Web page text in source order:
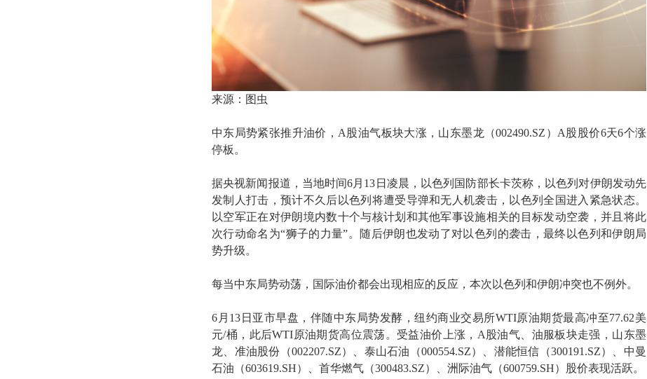
来源：图虫
中东局势紧张推升油价，A股油气板块大涨，山东墨龙（002490.SZ）A股股价6天6个涨
停板。
据央视新闻报道，当地时间6月13日凌晨，以色列国防部长卡茨称，以色列对伊朗发动先
发制人打击，预计不久后以色列将遭受导弹和无人机袭击，以色列全国进入紧急状态。
以空军正在对伊朗境内数十个与核计划和其他军事设施相关的目标发动空袭，并且将此
次行动命名为“狮子的力量”。随后伊朗也发动了对以色列的袭击，最终以色列和伊朗局
势升级。
每当中东局势动荡，国际油价都会出现相应的反应，本次以色列和伊朗冲突也不例外。
6月13日亚市早盘，伴随中东局势发酵，纽约商业交易所WTI原油期货最高冲至77.62美
元/桶，此后WTI原油期货高位震荡。受益油价上涨，A股油气、油服板块走强，山东墨
龙、准油股份（002207.SZ）、泰山石油（000554.SZ）、潜能恒信（300191.SZ）、中曼
石油（603619.SH）、首华燃气（300483.SZ）、洲际油气（600759.SH）股价表现活跃。